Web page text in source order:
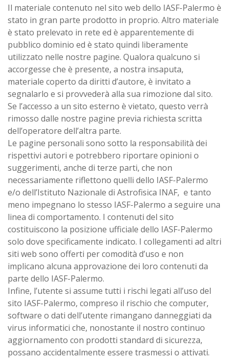
Il materiale contenuto nel sito web dello IASF-Palermo è
stato in gran parte prodotto in proprio. Altro materiale
è stato prelevato in rete ed è apparentemente di
pubblico dominio ed è stato quindi liberamente
utilizzato nelle nostre pagine. Qualora qualcuno si
accorgesse che è presente, a nostra insaputa,
materiale coperto da diritti d’autore, è invitato a
segnalarlo e si provvederà alla sua rimozione dal sito.
Se l’accesso a un sito esterno è vietato, questo verrà
rimosso dalle nostre pagine previa richiesta scritta
dell’operatore dell’altra parte.
Le pagine personali sono sotto la responsabilità dei
rispettivi autori e potrebbero riportare opinioni o
suggerimenti, anche di terze parti, che non
necessariamente riflettono quelli dello IASF-Palermo
e/o dell’Istituto Nazionale di Astrofisica INAF, e tanto
meno impegnano lo stesso IASF-Palermo a seguire una
linea di comportamento. I contenuti del sito
costituiscono la posizione ufficiale dello IASF-Palermo
solo dove specificamente indicato. I collegamenti ad altri
siti web sono offerti per comodità d’uso e non
implicano alcuna approvazione dei loro contenuti da
parte dello IASF-Palermo.
Infine, l’utente si assume tutti i rischi legati all’uso del
sito IASF-Palermo, compreso il rischio che computer,
software o dati dell’utente rimangano danneggiati da
virus informatici che, nonostante il nostro continuo
aggiornamento con prodotti standard di sicurezza,
possano accidentalmente essere trasmessi o attivati.